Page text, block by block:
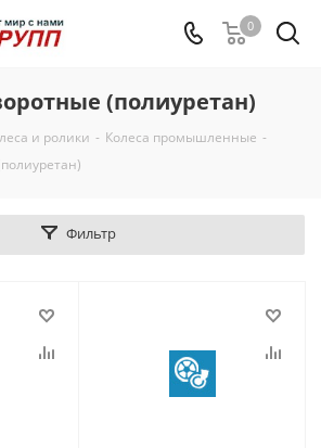
0
(полиуретан)
и ролики - Колеса промышленные -
Фильтр